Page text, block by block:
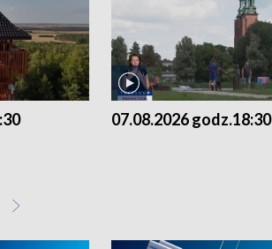
07.08.2026 godz.18:30